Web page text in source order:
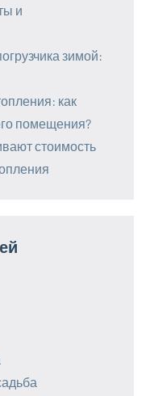
и
зимой:
как
помещения?
стоимость